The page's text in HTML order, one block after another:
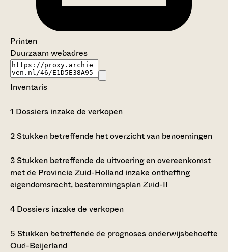
Printen
Duurzaam webadres
Inventaris
1 Dossiers inzake de verkopen
2Stukken betreffende het overzicht van benoemingen
3Stukken betreffende de uitvoering en overeenkomst
met de Provincie Zuid-Holland inzake ontheffing
eigendomsrecht, bestemmingsplan Zuid-II
4 Dossiers inzake de verkopen
5 Stukken betreffende de prognoses onderwijsbehoefte
Oud-Beijerland